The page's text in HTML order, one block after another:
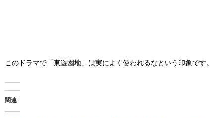
このドラマで「東遊園地」は実によく使われるなという印象です。
関連